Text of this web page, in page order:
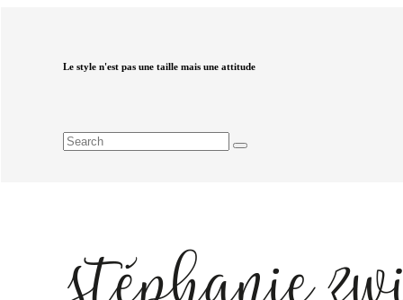
Le style n'est pas une taille mais une attitude